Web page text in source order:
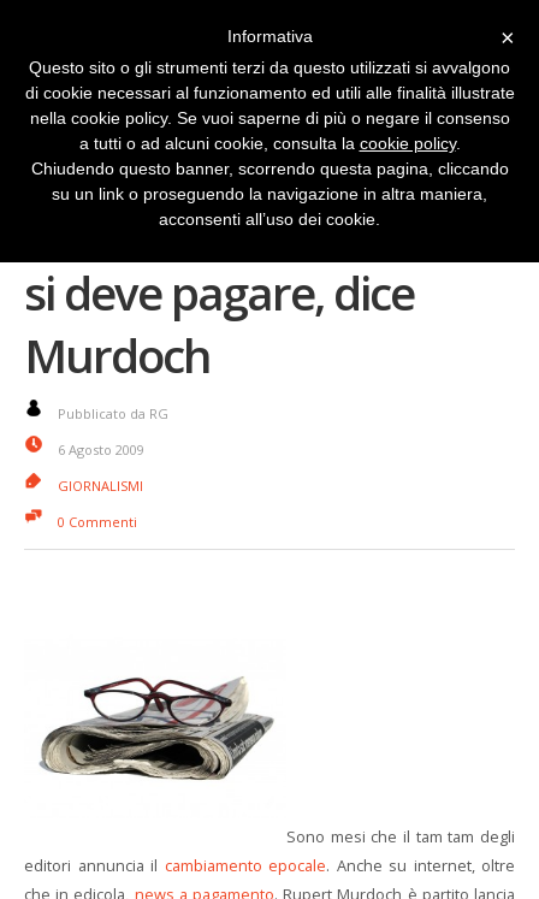
Il giornalismo di qualità
si deve pagare, dice
Murdoch
Pubblicato da RG
6 Agosto 2009
GIORNALISMI
0 Commenti
Sono mesi che il tam tam degli
editori annuncia il cambiamento epocale. Anche su internet, oltre
che in edicola, news a pagamento. Rupert Murdoch è partito lancia
×
Informativa
Questo sito o gli strumenti terzi da questo utilizzati si avvalgono
di cookie necessari al funzionamento ed utili alle finalità illustrate
nella cookie policy. Se vuoi saperne di più o negare il consenso
a tutti o ad alcuni cookie, consulta la cookie policy.
Chiudendo questo banner, scorrendo questa pagina, cliccando
su un link o proseguendo la navigazione in altra maniera,
acconsenti all’uso dei cookie.